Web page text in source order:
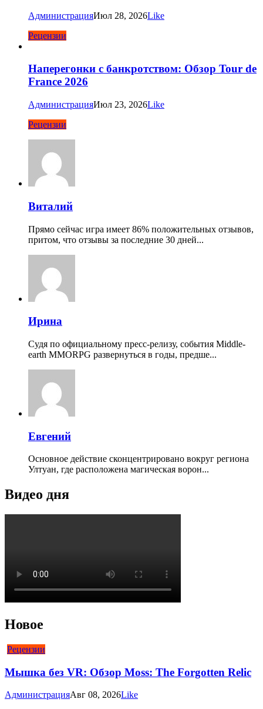
АдминистрацияИюл 28, 2026Like
Рецензии
Наперегонки с банкротством: Обзор Tour de
France 2026
АдминистрацияИюл 23, 2026Like
Рецензии
Виталий
Прямо сейчас игра имеет 86% положительных отзывов,
притом, что отзывы за последние 30 дней...
Ирина
Судя по официальному пресс-релизу, события Middle-
earth MMORPG развернуться в годы, предше...
Евгений
Основное действие сконцентрировано вокруг региона
Ултуан, где расположена магическая ворон...
Видео дня
Новое
Рецензии
Мышка без VR: Обзор Moss: The Forgotten Relic
АдминистрацияАвг 08, 2026Like